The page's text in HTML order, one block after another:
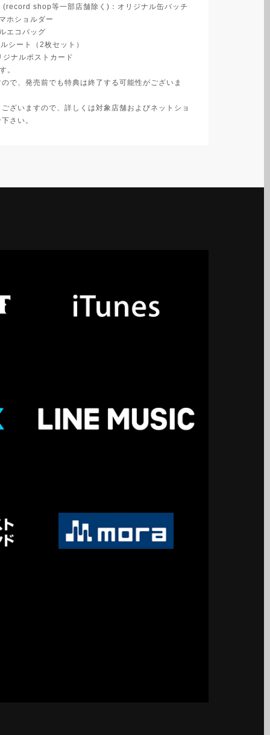
shop等一部店舗除く)：オリジナル缶バッチ
ホショルダー
エコバッグ
シート（2枚セット）
ナルポストカード
。
で、発売前でも特典は終了する可能性がございま
ざいますので、詳しくは対象店舗およびネットショ
さい。